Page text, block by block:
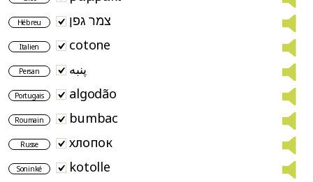
Hébreu צמר גפן
Italien cotone
Persan پنبه
Portugais algodão
Roumain bumbac
Russe хлопок
Soninké kotolle